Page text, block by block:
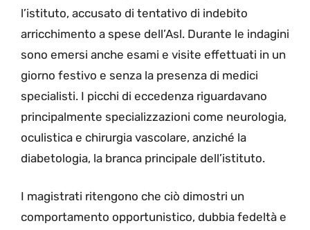
l’istituto, accusato di tentativo di indebito
arricchimento a spese dell’Asl. Durante le indagini
sono emersi anche esami e visite effettuati in un
giorno festivo e senza la presenza di medici
specialisti. I picchi di eccedenza riguardavano
principalmente specializzazioni come neurologia,
oculistica e chirurgia vascolare, anziché la
diabetologia, la branca principale dell’istituto.
I magistrati ritengono che ciò dimostri un
comportamento opportunistico, dubbia fedeltà e